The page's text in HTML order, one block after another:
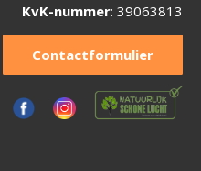
KvK-nummer: 39063813
Contactformulier